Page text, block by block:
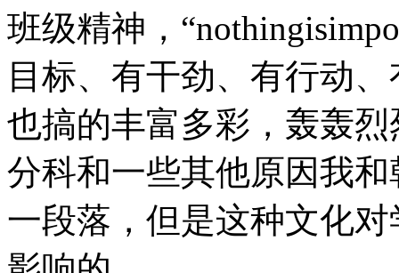
班级精神，
目标、有干劲、有行动
也搞的丰富多彩，轰轰
分科和一些其他原因我
一段落，但是这种文化